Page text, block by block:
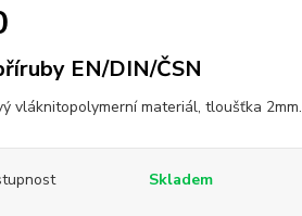
EN/DIN/ČSN
vláknitopolymerní materiál, tloušťka 2mm.
Skladem